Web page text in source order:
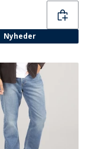
Nyheder